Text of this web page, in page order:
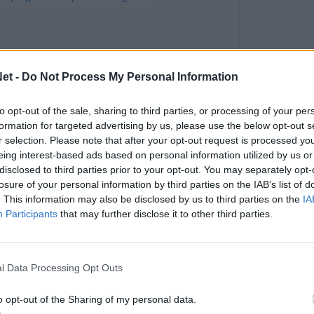
- Do Not Process My Personal Information
opt-out of the sale, sharing to third parties, or processing of your
for targeted advertising by us, please use the below opt-out
selection. Please note that after your opt-out request is processed
interest-based ads based on personal information utilized by us
to third parties prior to your opt-out. You may separately
of your personal information by third parties on the IAB’s list of
This information may also be disclosed by us to third parties on the
Participants that may further disclose it to other third parties.
Data Processing Opt Outs
opt-out of the Sharing of my personal data.
Η δημοσίευση κοινοποιήθηκε από το χρήστη TitormosNet.gr (@titormosnet)
για ένα ακόμα ματς. Σε 5-4-1 η διάταξη,
Μελίσσας στα δοκάρια. Αντούνες,
στην άμυνα. Μόρσει, Τσιγγάρας, Φλόρες,
Βέργος μοναδικός προωθημένος.